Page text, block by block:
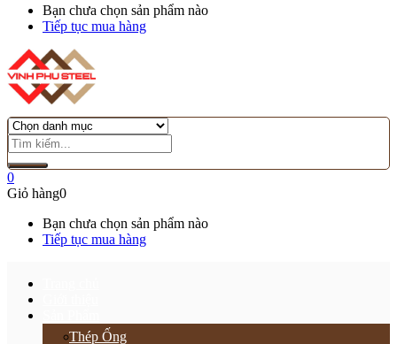
Bạn chưa chọn sản phẩm nào
Tiếp tục mua hàng
0
Giỏ hàng0
Bạn chưa chọn sản phẩm nào
Tiếp tục mua hàng
Thép Ống